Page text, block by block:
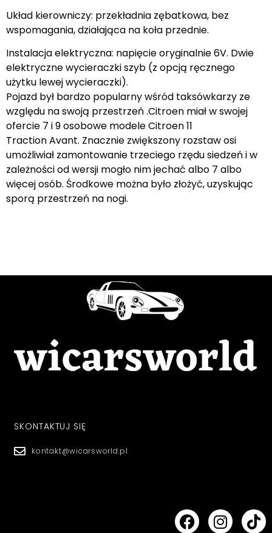
Układ kierowniczy: przekładnia zębatkowa, bez
wspomagania, działająca na koła przednie.
Instalacja elektryczna: napięcie oryginalnie 6V. Dwie
elektryczne wycieraczki szyb (z opcją ręcznego
użytku lewej wycieraczki).
Pojazd był bardzo popularny wśród taksówkarzy ze
względu na swoją przestrzeń .Citroen miał w swojej
ofercie 7 i 9 osobowe modele Citroen 11
Traction Avant. Znacznie zwiększony rozstaw osi
umożliwiał zamontowanie trzeciego rzędu siedzeń i w
zależności od wersji mogło nim jechać albo 7 albo
więcej osób. Środkowe można było złożyć, uzyskując
sporą przestrzeń na nogi.
SKONTAKTUJ SIĘ
kontakt@wicarsworld.pl